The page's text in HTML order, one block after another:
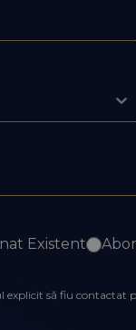
Existent
să fiu